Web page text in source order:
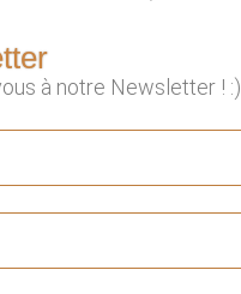
à notre Newsletter ! :)